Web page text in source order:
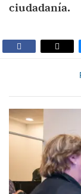
ciudadanía.